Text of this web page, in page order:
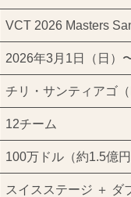
VCT 2026 Masters
2026年3月1日（日）
チリ・サンティアゴ
12チーム
100万ドル（約1.5億円
スイスステージ ＋ ダ